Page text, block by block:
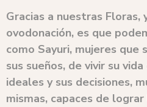
Gracias a nuestras Floras,
ovodonación, es que
como Sayuri, mujeres que
sus sueños, de vivir su
ideales y sus decisiones,
mismas, capaces de